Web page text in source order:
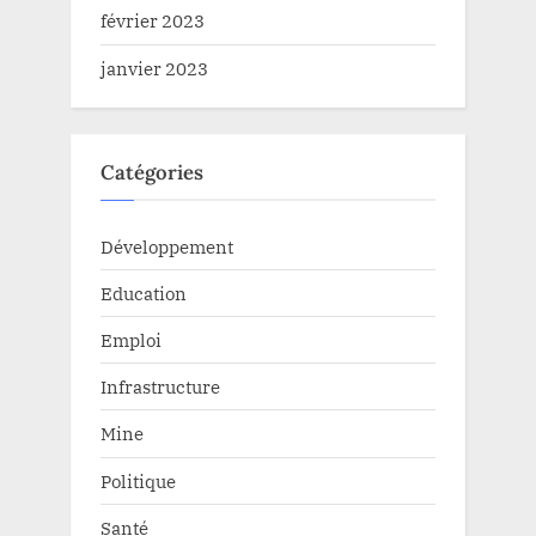
février 2023
janvier 2023
Catégories
Développement
Education
Emploi
Infrastructure
Mine
Politique
Santé